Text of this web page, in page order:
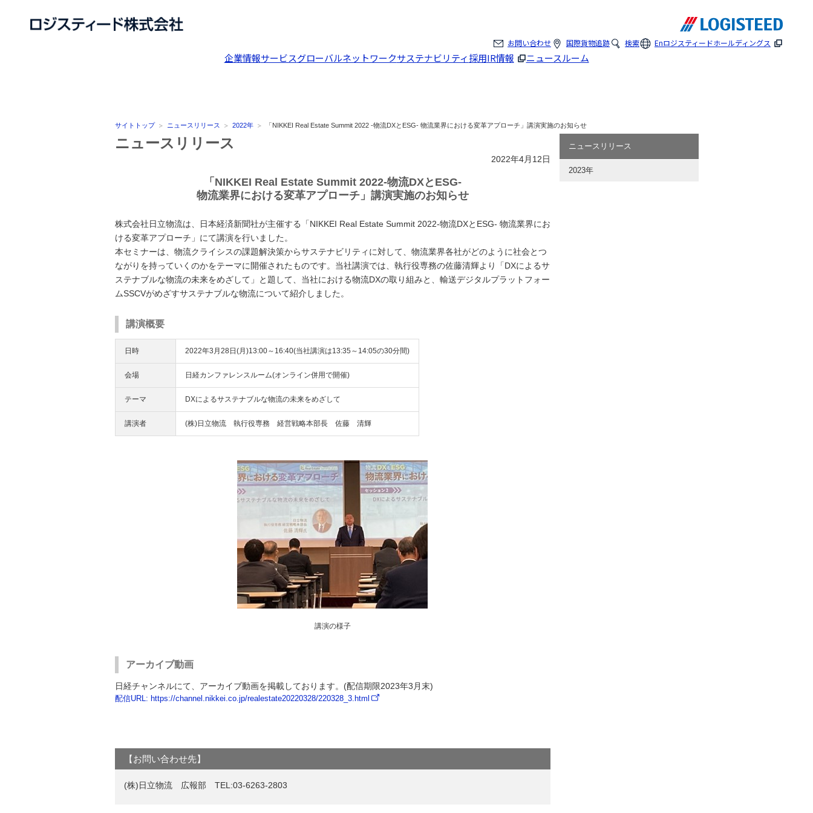
企業情報サービスグローバルネットワークサステナビリティ採用IR情報 ニュースルーム
お問い合わせ 国際貨物追跡 検索 Enロジスティードホールディングス
サイトトップ ニュースリリース 2022年 「NIKKEI Real Estate Summit 2022 -物流DXとESG- 物流業界における変革アプローチ」講演実施のお知らせ
ニュースリリース
2022年4月12日
「NIKKEI Real Estate Summit 2022-物流DXとESG-
物流業界における変革アプローチ」講演実施のお知らせ
株式会社日立物流は、日本経済新聞社が主催する「NIKKEI Real Estate Summit 2022-物流DXとESG- 物流業界にお
ける変革アプローチ」にて講演を行いました。
本セミナーは、物流クライシスの課題解決策からサステナビリティに対して、物流業界各社がどのように社会とつ
ながりを持っていくのかをテーマに開催されたものです。当社講演では、執行役専務の佐藤清輝より「DXによるサ
ステナブルな物流の未来をめざして」と題して、当社における物流DXの取り組みと、輸送デジタルプラットフォー
ムSSCVがめざすサステナブルな物流について紹介しました。
講演概要
日時 2022年3月28日(月)13:00～16:40(当社講演は13:35～14:05の30分間)
会場 日経カンファレンスルーム(オンライン併用で開催)
テーマ DXによるサステナブルな物流の未来をめざして
講演者 (株)日立物流 執行役専務 経営戦略本部長 佐藤 清輝
講演の様子
アーカイブ動画
日経チャンネルにて、アーカイブ動画を掲載しております。(配信期限2023年3月末)
配信URL: https://channel.nikkei.co.jp/realestate20220328/220328_3.html
【お問い合わせ先】
(株)日立物流 広報部 TEL:03-6263-2803
ニュースリリース
2023年